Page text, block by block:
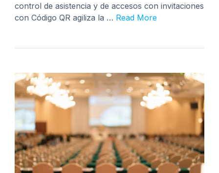
control de asistencia y de accesos con invitaciones
con Código QR agiliza la … Read More